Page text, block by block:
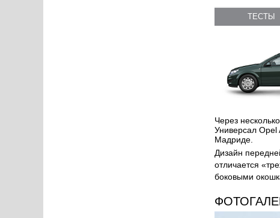
ТЕСТЫ
Через
Универсал Opel
Мадриде.
Дизайн
отличается
боковыми